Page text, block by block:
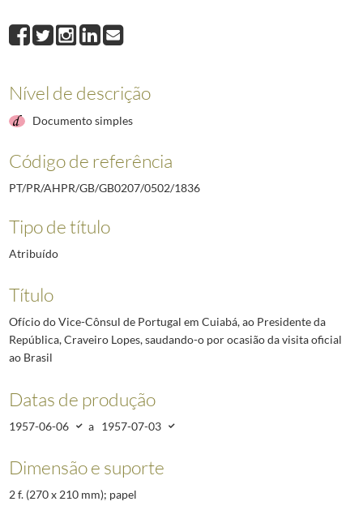
1837Ofício do Presidente do Centro Piauiense, Nereu de Figueiredo
1838Telegrama dos Corpos Gerentes da Caixa de Previdência do Pessoal
1840
Telegrama do Presidente da Direção da Federação Portuguesa das
(...)
Nível de descrição
Documento simples
Código de referência
PT/PR/AHPR/GB/GB0207/0502/1836
Tipo de título
Atribuído
Título
Ofício do Vice-Cônsul de Portugal em Cuiabá, ao Presidente da
República, Craveiro Lopes, saudando-o por ocasião da visita oficial
ao Brasil
Datas de produção
1957-06-06 a 1957-07-03
Dimensão e suporte
2 f. (270 x 210 mm); papel